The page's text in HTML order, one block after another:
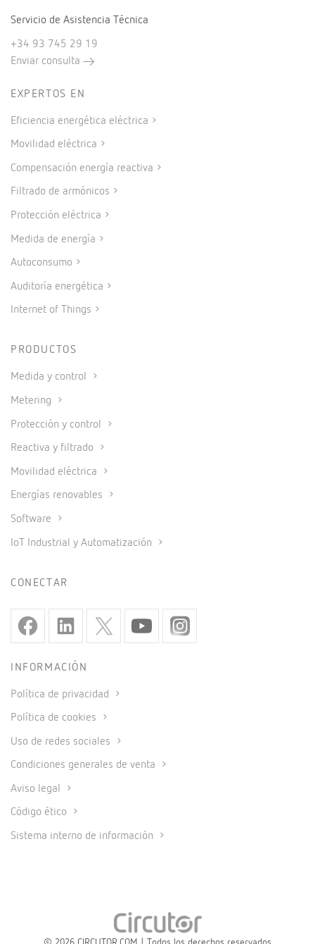
Servicio de Asistencia Técnica
+34 93 745 29 19
Enviar consulta
EXPERTOS EN
Eficiencia energética eléctrica
Movilidad eléctrica
Compensación energía reactiva
Filtrado de armónicos
Protección eléctrica
Medida de energía
Autoconsumo
Auditoría energética
Internet of Things
PRODUCTOS
Medida y control
Metering
Protección y control
Reactiva y filtrado
Movilidad eléctrica
Energías renovables
Software
IoT Industrial y Automatización
CONECTAR
INFORMACIÓN
Política de privacidad
Política de cookies
Uso de redes sociales
Condiciones generales de venta
Aviso legal
Código ético
Sistema interno de información